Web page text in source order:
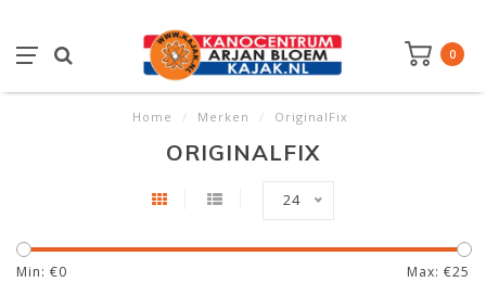
0
Home / Merken / OriginalFix
ORIGINALFIX
24
Min: €0 Max: €25